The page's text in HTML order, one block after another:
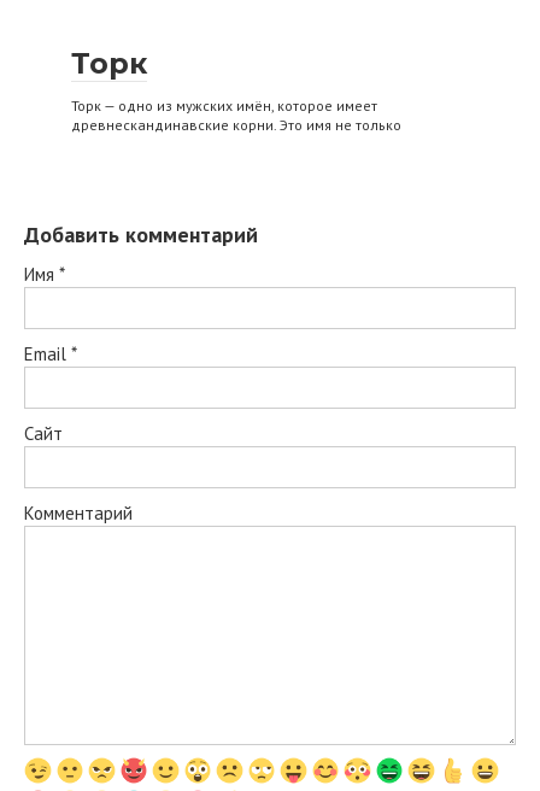
Торк
Торк — одно из мужских имён, которое имеет
древнескандинавские корни. Это имя не только
Добавить комментарий
Имя *
Email *
Сайт
Комментарий